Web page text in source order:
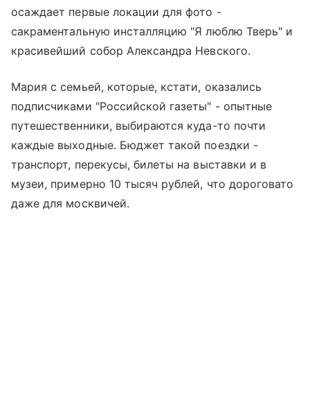
осаждает первые локации для фото -
сакраментальную инсталляцию "Я люблю Тверь" и
красивейший собор Александра Невского.
Мария с семьей, которые, кстати, оказались
подписчиками "Российской газеты" - опытные
путешественники, выбираются куда-то почти
каждые выходные. Бюджет такой поездки -
транспорт, перекусы, билеты на выставки и в
музеи, примерно 10 тысяч рублей, что дороговато
даже для москвичей.